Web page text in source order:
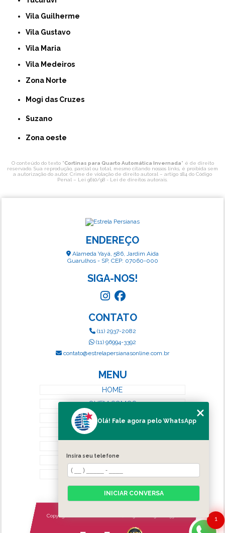
Vila Guilherme
Vila Gustavo
Vila Maria
Vila Medeiros
Zona Norte
Mogi das Cruzes
Suzano
Zona oeste
O conteúdo do texto "Cortinas para Quarto Automática Invernada" é de direito
reservado. Sua reprodução, parcial ou total, mesmo citando nossos links, é proibida sem
a autorização do autor. Crime de violação de direito autoral – artigo 184 do Código
Penal – Lei 9610/98 - Lei de direitos autorais
ENDEREÇO
Alameda Yayá, 586, Jardim Aida
Guarulhos - SP, CEP: 07060-000
SIGA-NOS!
CONTATO
(11) 2937-2082
(11) 96994-3392
contato@estrelapersianasonline.com.br
MENU
HOME
QUEM SOMOS
SERVIÇOS
CATEGORIAS
MAPA DO SITE
Copyright © Estrela Persianas. (Lei 9610 de 19/02/1998) 1
Olá! Fale agora pelo WhatsApp
Insira seu telefone
INICIAR CONVERSA